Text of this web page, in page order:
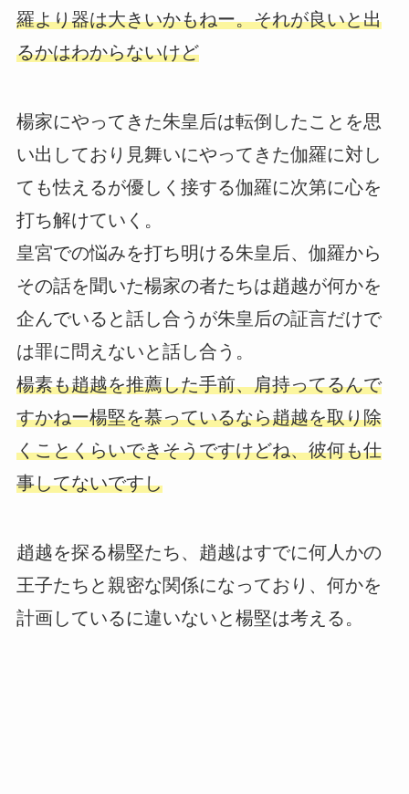
羅より器は大きいかもねー。それが良いと出
るかはわからないけど
楊家にやってきた朱皇后は転倒したことを思
い出しており見舞いにやってきた伽羅に対し
ても怯えるが優しく接する伽羅に次第に心を
打ち解けていく。
皇宮での悩みを打ち明ける朱皇后、伽羅から
その話を聞いた楊家の者たちは趙越が何かを
企んでいると話し合うが朱皇后の証言だけで
は罪に問えないと話し合う。
楊素も趙越を推薦した手前、肩持ってるんで
すかねー楊堅を慕っているなら趙越を取り除
くことくらいできそうですけどね、彼何も仕
事してないですし
趙越を探る楊堅たち、趙越はすでに何人かの
王子たちと親密な関係になっており、何かを
計画しているに違いないと楊堅は考える。